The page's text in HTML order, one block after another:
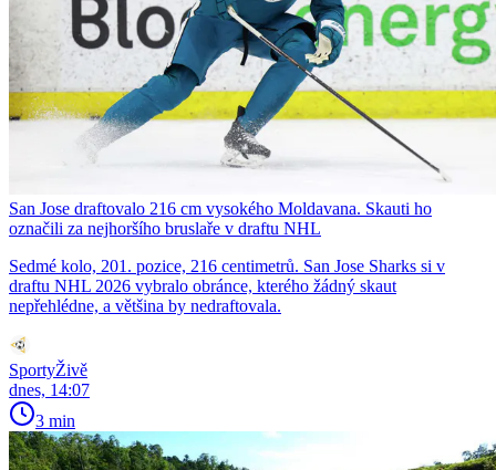
San Jose draftovalo 216 cm vysokého Moldavana. Skauti ho
označili za nejhoršího bruslaře v draftu NHL
Sedmé kolo, 201. pozice, 216 centimetrů. San Jose Sharks si v
draftu NHL 2026 vybralo obránce, kterého žádný skaut
nepřehlédne, a většina by nedraftovala.
SportyŽivě
dnes, 14:07
3 min